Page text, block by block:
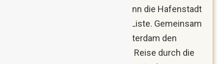
gehegten Wunsch abhaken, denn die Hafenstadt
stand schon Jahre auf meiner Liste. Gemeinsam
mit meiner Freundin stellte Rotterdam den
Startpunkt für eine einwöchige Reise durch die